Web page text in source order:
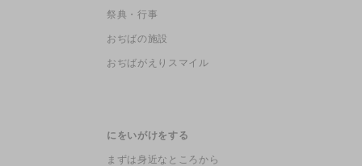
祭典・行事
おぢばの施設
おぢばがえりスマイル
にをいがけをする
まずは身近なところから